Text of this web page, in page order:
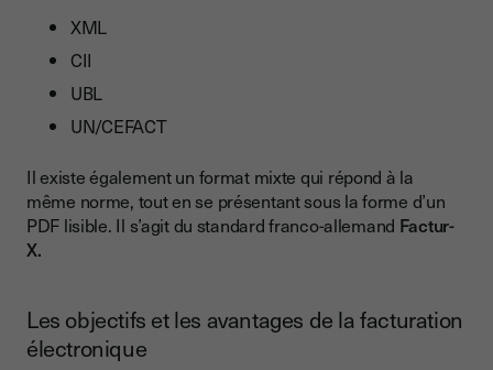
XML
CII
UBL
UN/CEFACT
Il existe également un format mixte qui répond à la
même norme, tout en se présentant sous la forme d’un
PDF lisible. Il s’agit du standard franco-allemand Factur-
X.
Les objectifs et les avantages de la facturation
électronique